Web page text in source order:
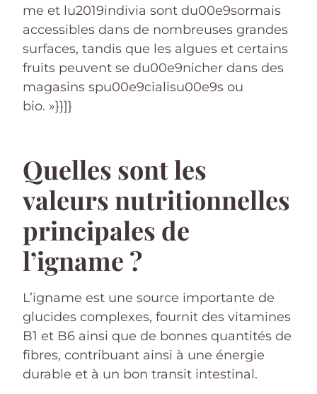
me et lu2019indivia sont du00e9sormais
accessibles dans de nombreuses grandes
surfaces, tandis que les algues et certains
fruits peuvent se du00e9nicher dans des
magasins spu00e9cialisu00e9s ou
bio. »}}]}
Quelles sont les
valeurs nutritionnelles
principales de
l’igname ?
L’igname est une source importante de
glucides complexes, fournit des vitamines
B1 et B6 ainsi que de bonnes quantités de
fibres, contribuant ainsi à une énergie
durable et à un bon transit intestinal.